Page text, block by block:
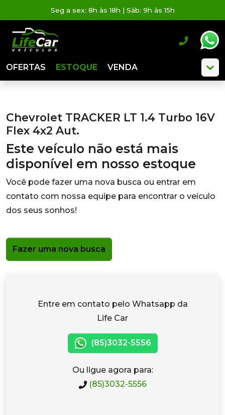
Seg a sex: 8h às 18h | Sáb: 9h às 15h
OFERTAS ESTOQUE VENDA
Chevrolet TRACKER LT 1.4 Turbo 16V
Flex 4x2 Aut.
Este veículo não está mais
disponível em nosso estoque
Você pode fazer uma nova busca ou entrar em
contato com nossa equipe para encontrar o veículo
dos seus sonhos!
Fazer uma nova busca
Entre em contato pelo Whatsapp da
Life Car
(85)3032-5556
Ou ligue agora para:
(85)3032-5556